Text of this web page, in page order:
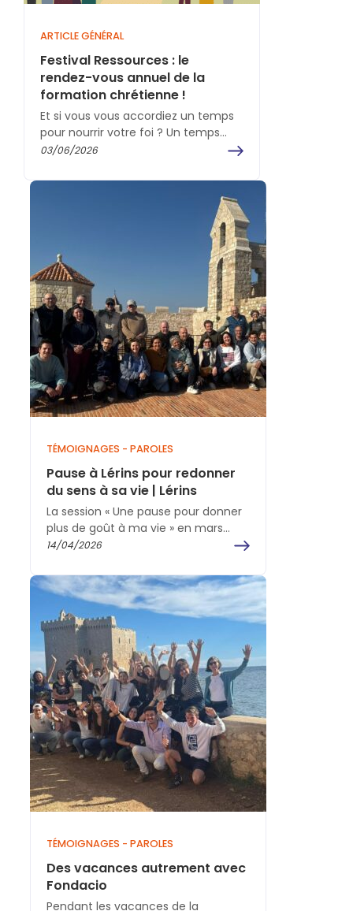
ARTICLE GÉNÉRAL
Festival Ressources : le
rendez-vous annuel de la
formation chrétienne !
Et si vous vous accordiez un temps
pour nourrir votre foi ? Un temps
pour approfondir votre vie spirituelle,
03/06/2026
TÉMOIGNAGES - PAROLES
Pause à Lérins pour redonner
du sens à sa vie | Lérins
La session « Une pause pour donner
plus de goût à ma vie » en mars
2026 sur l'île de…
14/04/2026
TÉMOIGNAGES - PAROLES
Des vacances autrement avec
Fondacio
Pendant les vacances de la